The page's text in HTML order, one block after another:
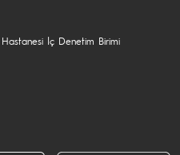
Hastanesi İç Denetim Birimi